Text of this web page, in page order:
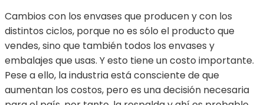
Cambios con los envases que producen y con los
distintos ciclos, porque no es sólo el producto que
vendes, sino que también todos los envases y
embalajes que usas. Y esto tiene un costo importante.
Pese a ello, la industria está consciente de que
aumentan los costos, pero es una decisión necesaria